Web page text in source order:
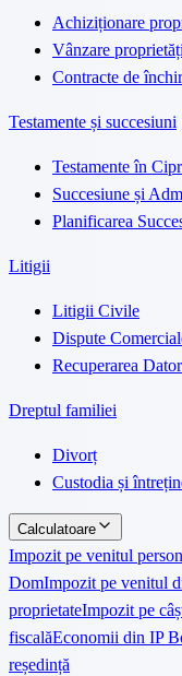
Achiziționare
Vânzare proprietăți
Contracte de
Testamente și succesiuni
Testamente în
Succesiune și
Planificarea
Litigii
Litigii Civile
Dispute
Recuperarea
Dreptul familiei
Divorț
Custodia și
Calculatoare
Impozit pe venitul
DomImpozit pe venitul
proprietateImpozit pe
fiscalăEconomii din IP
reședință